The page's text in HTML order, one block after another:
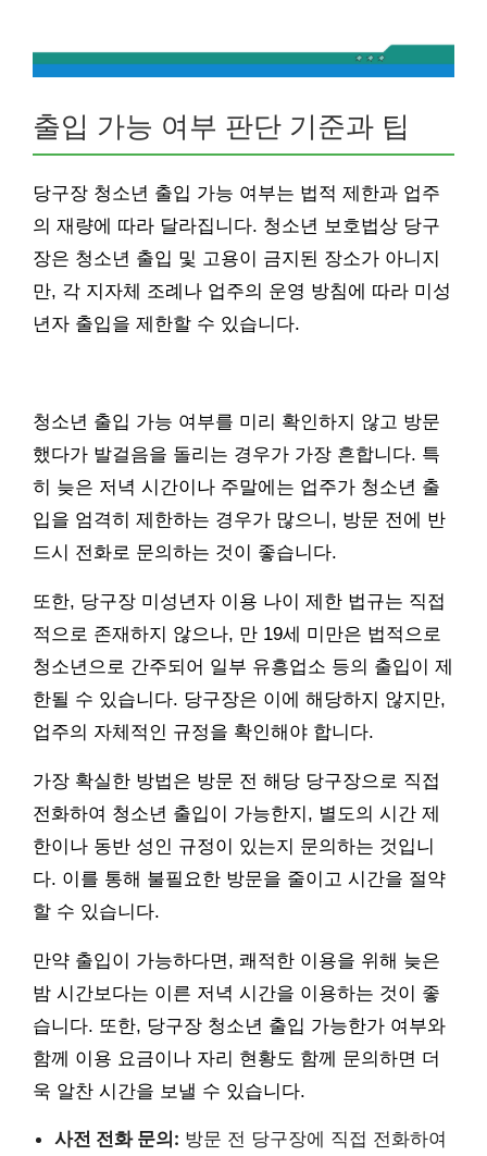
출입 가능 여부 판단 기준과 팁
당구장 청소년 출입 가능 여부는 법적 제한과 업주
의 재량에 따라 달라집니다. 청소년 보호법상 당구
장은 청소년 출입 및 고용이 금지된 장소가 아니지
만, 각 지자체 조례나 업주의 운영 방침에 따라 미성
년자 출입을 제한할 수 있습니다.
청소년 출입 가능 여부를 미리 확인하지 않고 방문
했다가 발걸음을 돌리는 경우가 가장 흔합니다. 특
히 늦은 저녁 시간이나 주말에는 업주가 청소년 출
입을 엄격히 제한하는 경우가 많으니, 방문 전에 반
드시 전화로 문의하는 것이 좋습니다.
또한, 당구장 미성년자 이용 나이 제한 법규는 직접
적으로 존재하지 않으나, 만 19세 미만은 법적으로
청소년으로 간주되어 일부 유흥업소 등의 출입이 제
한될 수 있습니다. 당구장은 이에 해당하지 않지만,
업주의 자체적인 규정을 확인해야 합니다.
가장 확실한 방법은 방문 전 해당 당구장으로 직접
전화하여 청소년 출입이 가능한지, 별도의 시간 제
한이나 동반 성인 규정이 있는지 문의하는 것입니
다. 이를 통해 불필요한 방문을 줄이고 시간을 절약
할 수 있습니다.
만약 출입이 가능하다면, 쾌적한 이용을 위해 늦은
밤 시간보다는 이른 저녁 시간을 이용하는 것이 좋
습니다. 또한, 당구장 청소년 출입 가능한가 여부와
함께 이용 요금이나 자리 현황도 함께 문의하면 더
욱 알찬 시간을 보낼 수 있습니다.
사전 전화 문의: 방문 전 당구장에 직접 전화하여